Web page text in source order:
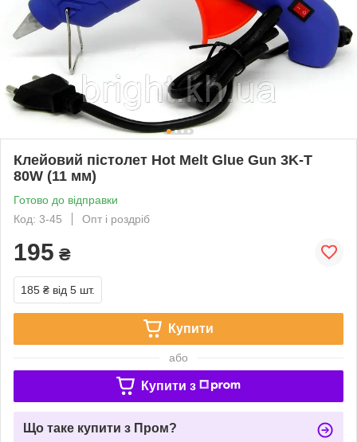
Клейовий пістолет Hot Melt Glue Gun 3K-T
80W (11 мм)
Готово до відправки
Код: 3-45
Опт і роздріб
195 ₴
185 ₴ від 5 шт.
Купити
або
Купити з
Що таке купити з Пром?